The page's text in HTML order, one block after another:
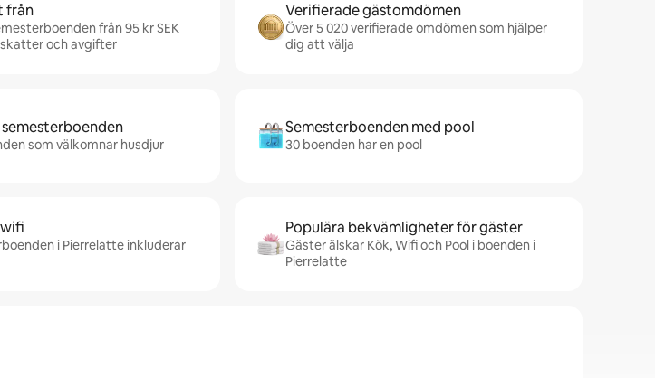
från
från 95 kr SEK
och avgifter
Verifierade gästomdömen
Över 5 020 verifierade omdömen som hjälper
dig att välja
som välkomnar husdjur
Semesterboenden med pool
30 boenden har en pool
i Pierrelatte inkluderar
Populära bekvämligheter för gäster
Gäster älskar Kök, Wifi och Pool i boenden i
Pierrelatte